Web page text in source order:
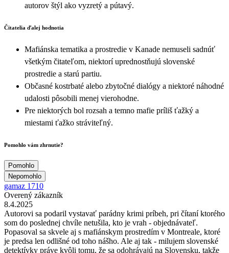
autorov štýl ako vyzretý a pútavý.
Čitatelia ďalej hodnotia
Mafiánska tematika a prostredie v Kanade nemuseli sadnúť
všetkým čitateľom, niektorí uprednostňujú slovenské
prostredie a starú partiu.
Občasné kostrbaté alebo zbytočné dialógy a niektoré náhodné
udalosti pôsobili menej vierohodne.
Pre niektorých bol rozsah a temno mafie príliš ťažký a
miestami ťažko stráviteľný.
Pomohlo vám zhrnutie?
Pomohlo
Nepomohlo
gamaz 1710
Overený zákazník
8.4.2025
Autorovi sa podaril vystavať parádny krimi príbeh, pri čítaní ktorého
som do poslednej chvíle netušila, kto je vrah - objednávateľ.
Popasoval sa skvele aj s mafiánskym prostredím v Montreale, ktoré
je predsa len odlišné od toho nášho. Ale aj tak - milujem slovenské
detektívky práve kvôli tomu, že sa odohrávajú na Slovensku, takže